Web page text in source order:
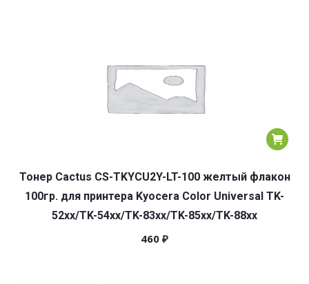
Тонер Cactus CS-TKYCU2Y-LT-100 желтый флакон
100гр. для принтера Kyocera Color Universal TK-
52xx/TK-54xx/TK-83xx/TK-85xx/TK-88xx
460 ₽